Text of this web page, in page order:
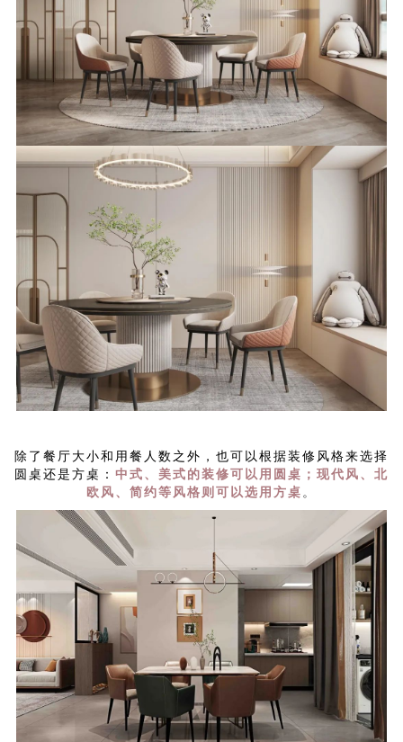
除了餐厅大小和用餐人数之外，也可以根据装修风格来选择
圆桌还是方桌： 中式、美式的装修可以用圆桌；现代风、北
欧风、简约等风格则可以选用方桌 。